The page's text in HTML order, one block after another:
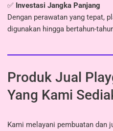
✅ Investasi Jangka Panjang
Dengan perawatan yang tepat,
digunakan hingga bertahun-
Produk Jual
Yang Kami
Kami melayani pembuatan dan